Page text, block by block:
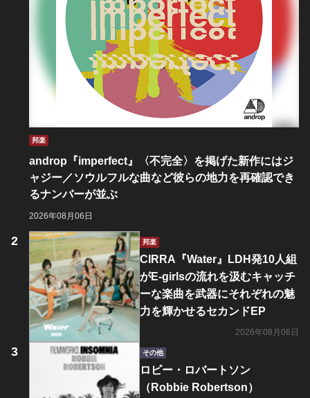
邦楽
androp『imperfect』〈不完全〉を掲げた新作にはジ
ャジー／ソウルフルな曲など彼らの地力を再確認でき
るナンバーが並ぶ
2026年08月06日
邦楽
CIRRA『Water』LDH発10人組
がE-girlsの流れを汲むキャッチ
ーな楽曲を武器にそれぞれの魅
力を輝かせるセカンドEP
2026年08月06日
その他
ロビー・ロバートソン
（Robbie Robertson）